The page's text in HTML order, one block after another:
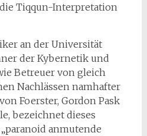
Tiqqun-Interpretation
an der Universität
der Kybernetik und
Betreuer von gleich
Nachlässen namhafter
Foerster, Gordon Pask
bezeichnet dieses
anmutende